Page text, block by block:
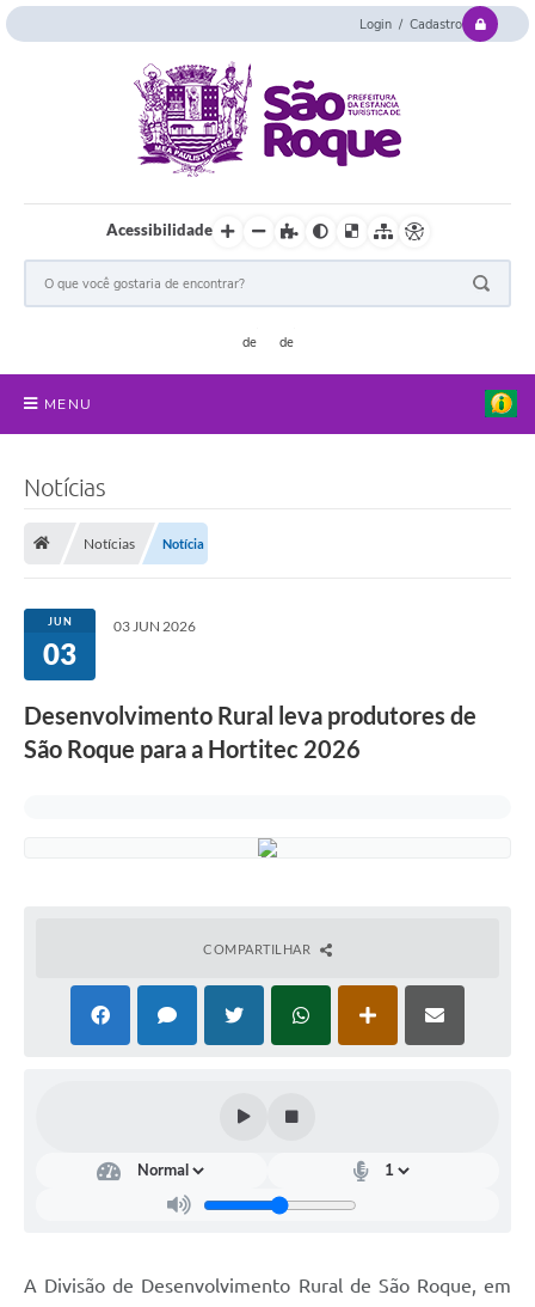
Login / Cadastro
Acessibilidade
MENU
Atribuições
Transparência
Arvorômetro
Audiência Pública
Central de Serviço
Contas Públicas
Notícias
Notícias Notícia
JUN
03
03 JUN 2026
Desenvolvimento Rural leva produtores de
São Roque para a Hortitec 2026
COMPARTILHAR
A Divisão de Desenvolvimento Rural de São Roque, em